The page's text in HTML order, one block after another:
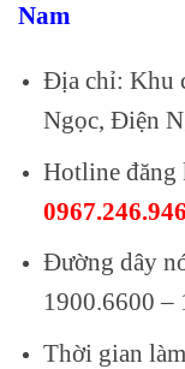
Nam
Địa chỉ: Khu
Ngọc, Điện
Hotline đăng
0967.246.946
Đường dây
1900.6600 –
Thời gian